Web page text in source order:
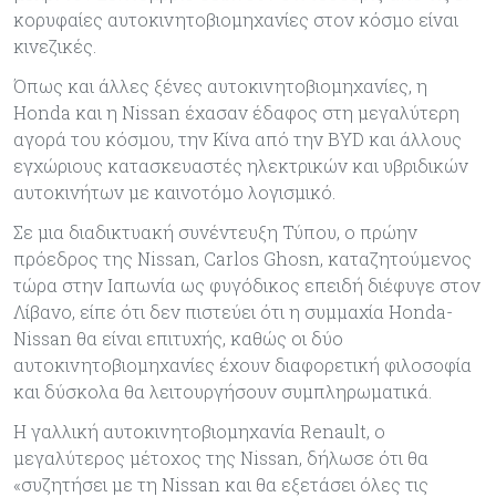
κορυφαίες αυτοκινητοβιομηχανίες στον κόσμο είναι
κινεζικές.
Όπως και άλλες ξένες αυτοκινητοβιομηχανίες, η
Honda και η Nissan έχασαν έδαφος στη μεγαλύτερη
αγορά του κόσμου, την Κίνα από την BYD και άλλους
εγχώριους κατασκευαστές ηλεκτρικών και υβριδικών
αυτοκινήτων με καινοτόμο λογισμικό.
Σε μια διαδικτυακή συνέντευξη Τύπου, ο πρώην
πρόεδρος της Nissan, Carlos Ghosn, καταζητούμενος
τώρα στην Ιαπωνία ως φυγόδικος επειδή διέφυγε στον
Λίβανο, είπε ότι δεν πιστεύει ότι η συμμαχία Honda-
Nissan θα είναι επιτυχής, καθώς οι δύο
αυτοκινητοβιομηχανίες έχουν διαφορετική φιλοσοφία
και δύσκολα θα λειτουργήσουν συμπληρωματικά.
Η γαλλική αυτοκινητοβιομηχανία Renault, ο
μεγαλύτερος μέτοχος της Nissan, δήλωσε ότι θα
«συζητήσει με τη Nissan και θα εξετάσει όλες τις